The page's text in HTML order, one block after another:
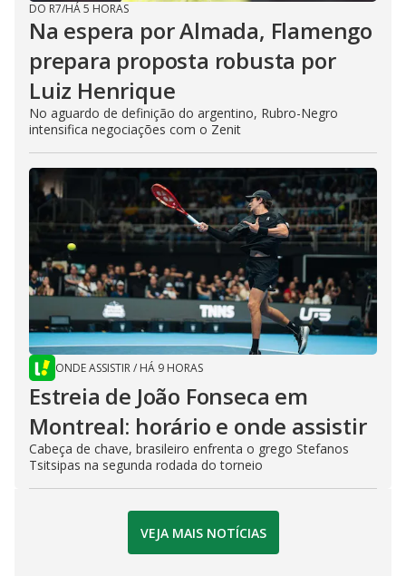
DO R7/HÁ 5 HORAS
Na espera por Almada, Flamengo
prepara proposta robusta por
Luiz Henrique
No aguardo de definição do argentino, Rubro-Negro
intensifica negociações com o Zenit
ONDE ASSISTIR/ HÁ 9 HORAS
Estreia de João Fonseca em
Montreal: horário e onde assistir
Cabeça de chave, brasileiro enfrenta o grego Stefanos
Tsitsipas na segunda rodada do torneio
VEJA MAIS NOTÍCIAS